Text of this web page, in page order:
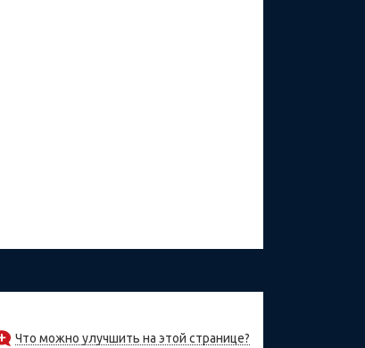
Что можно улучшить на этой странице?